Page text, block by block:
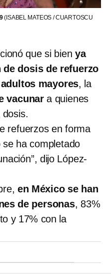
(ISABEL MATEOS / CUARTOSCU
que si bien ya
dosis de refuerzo
mayores, la
vacunar a quienes
dosis.
refuerzos en forma
ha completado
dijo López-
en México se han
de personas, 83%
y 17% con la